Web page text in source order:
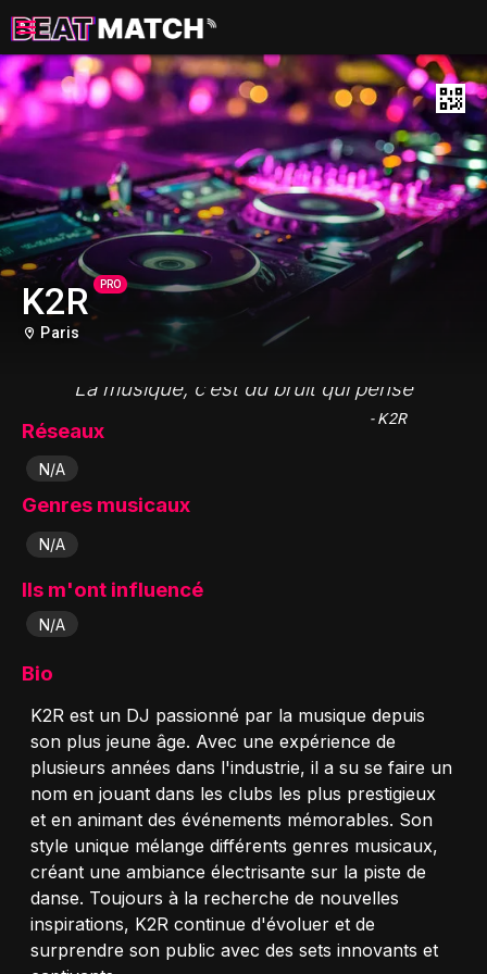
K2R PRO
Paris
"La musique, c’est du bruit qui pense"
- K2R
Réseaux
N/A
Genres musicaux
N/A
Ils m'ont influencé
N/A
Bio
K2R est un DJ passionné par la musique depuis
son plus jeune âge. Avec une expérience de
plusieurs années dans l'industrie, il a su se faire un
nom en jouant dans les clubs les plus prestigieux
et en animant des événements mémorables. Son
style unique mélange différents genres musicaux,
créant une ambiance électrisante sur la piste de
danse. Toujours à la recherche de nouvelles
inspirations, K2R continue d'évoluer et de
surprendre son public avec des sets innovants et